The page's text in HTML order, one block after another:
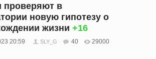
проверяют в
новую гипотезу о
жизни +16
20:59 SLY_G 40
29000